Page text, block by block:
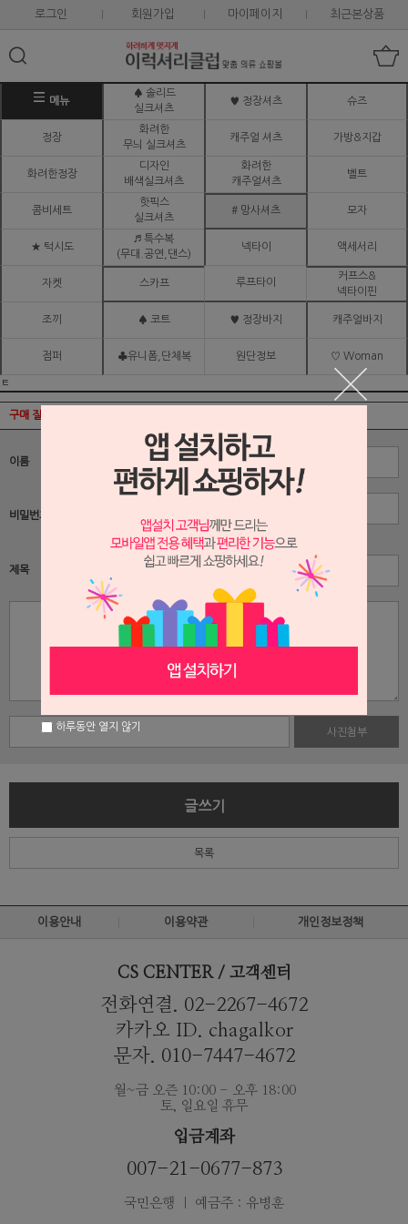
로그인 회원가입 마이페이지 최근본상품
메뉴
♠ 솔리드
실크셔츠
♥ 정장셔츠 슈즈
정장
화려한
무늬 실크셔츠
캐주얼 셔츠 가방&지갑
화려한정장
디자인
배색실크셔츠
화려한
캐주얼셔츠
벨트
콤비세트
핫픽스
실크셔츠
# 망사셔츠 모자
★ 턱시도
♬ 특수복
(무대.공연,댄스)
넥타이 액세서리
자켓 스카프 루프타이
커프스&
넥타이핀
조끼 ♠ 코트 ♥ 정장바지 캐주얼바지
점퍼 ♣유니폼,단체복 원단정보 ♡ Woman
ㅌ
구매 질문.답변(Q&A)
이름
비밀번호
자동 잠금 기능
제목
사진첨부
글쓰기
목록
이용안내 이용약관 개인정보정책
CS CENTER / 고객센터
전화연결. 02-2267-4672
카카오 ID. chagalkor
문자. 010-7447-4672
월~금 오즌 10:00 - 오후 18:00
토, 일요일 휴무
입금계좌
007-21-0677-873
국민은행 ｜ 예금주 : 유병훈
하루동안 열지 않기